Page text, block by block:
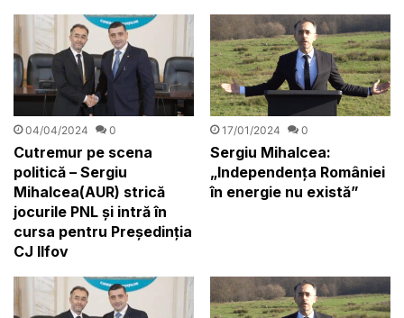
04/04/2024 0
Cutremur pe scena
politică – Sergiu
Mihalcea(AUR) strică
jocurile PNL și intră în
cursa pentru Președinția
CJ Ilfov
17/01/2024 0
Sergiu Mihalcea:
„Independența României
în energie nu există”